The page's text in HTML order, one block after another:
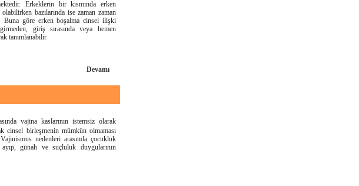
Erkeklerin bir kısmında erken
bazılarında ise zaman zaman
göre erken boşalma cinsel ilişki
giriş sırasında veya hemen
tanımlanabilir
Devamı
vajina kaslarının istemsiz olarak
cinsel birleşmenin mümkün olmaması
nedenleri arasında çocukluk
günah ve suçluluk duygularının